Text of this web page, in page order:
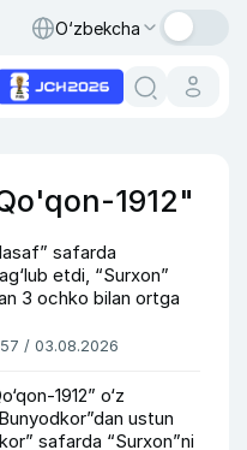
O‘zbekcha
1912"
safarda
etdi, “Surxon”
3 ochko bilan ortga
/ 03.08.2026
1912” o‘z
ustun
safarda “Surxon”ni